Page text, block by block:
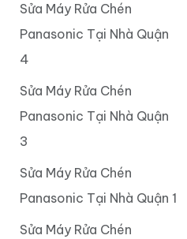
Sửa Máy Rửa Chén
Panasonic Tại Nhà Quận
4
Sửa Máy Rửa Chén
Panasonic Tại Nhà Quận
3
Sửa Máy Rửa Chén
Panasonic Tại Nhà Quận 1
Sửa Máy Rửa Chén